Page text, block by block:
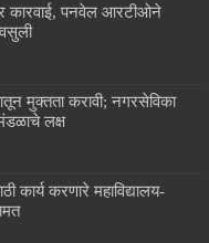
कारवाई, पनवेल आरटीओने
मुक्तता करावी; नगरसेविका
लक्ष
कार्य करणारे महाविद्यालय-